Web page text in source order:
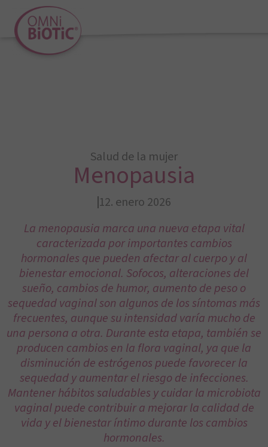
Salud de la mujer
Menopausia
12. enero 2026
La menopausia marca una nueva etapa vital
caracterizada por importantes cambios
hormonales que pueden afectar al cuerpo y al
bienestar emocional. Sofocos, alteraciones del
sueño, cambios de humor, aumento de peso o
sequedad vaginal son algunos de los síntomas más
frecuentes, aunque su intensidad varía mucho de
una persona a otra. Durante esta etapa, también se
producen cambios en la flora vaginal, ya que la
disminución de estrógenos puede favorecer la
sequedad y aumentar el riesgo de infecciones.
Mantener hábitos saludables y cuidar la microbiota
vaginal puede contribuir a mejorar la calidad de
vida y el bienestar íntimo durante los cambios
hormonales.